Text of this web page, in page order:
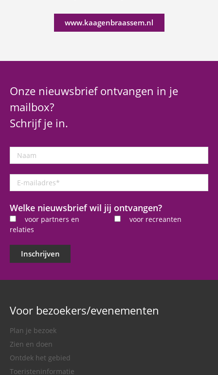
www.kaagenbraassem.nl
Onze nieuwsbrief ontvangen in je
mailbox?
Schrijf je in.
Naam
mailadres
Welke nieuwsbrief wil jij ontvangen?
voor partners en
relaties
voor recreanten
Inschrijven
Voor bezoekers/evenementen
Plan je bezoek
Zien en doen
Ontdek het gebied
Toeristeninformatie